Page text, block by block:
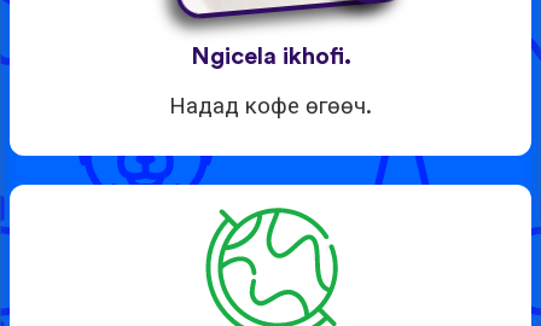
Ngicela ikhofi.
Надад кофе өгөөч.